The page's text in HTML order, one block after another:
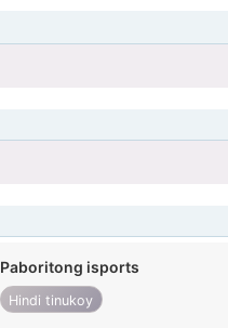
Paboritong isports
Hindi tinukoy